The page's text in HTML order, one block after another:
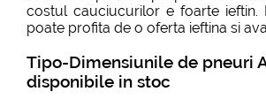
costul cauciucurilor e foarte ieftin.
poate profita de o oferta ieftina si
Tipo-Dimensiunile de pneuri
disponibile in stoc